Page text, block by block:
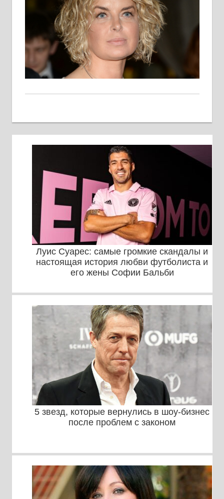
Луис Суарес: самые громкие скандалы и
настоящая история любви футболиста и
его жены Софии Бальби
5 звезд, которые вернулись в шоу-бизнес
после проблем с законом